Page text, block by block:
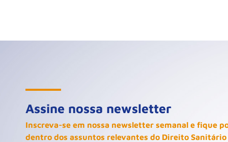
Assine nossa newsletter
Inscreva-se em nossa newsletter semanal e fique
dentro dos assuntos relevantes do Direito Sanitário